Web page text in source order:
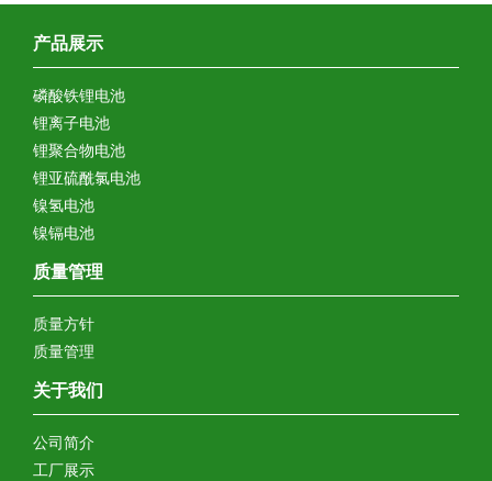
产品展示
磷酸铁锂电池
锂离子电池
锂聚合物电池
锂亚硫酰氯电池
镍氢电池
镍镉电池
质量管理
质量方针
质量管理
关于我们
公司简介
工厂展示